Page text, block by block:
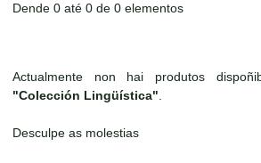
Dende 0 até 0 de 0 elementos
Actualmente non hai produtos
"Colección Lingüística"
Desculpe as molestias